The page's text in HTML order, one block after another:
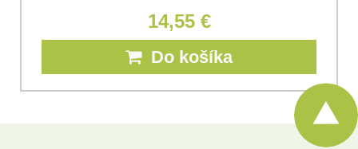
14,55 €
Do košíka